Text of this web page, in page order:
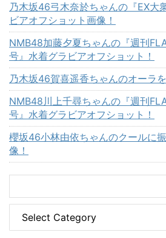
乃木坂46弓木奈於ちゃんの『EX大
ビアオフショット画像！
NMB48加藤夕夏ちゃんの『週刊
号』水着グラビアオフショット！
乃木坂46賀喜遥香ちゃんのオーラ
NMB48川上千尋ちゃんの『週刊
号』水着グラビアオフショット！
櫻坂46小林由依ちゃんのクールに
像！